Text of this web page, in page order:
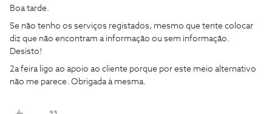
Boa tarde.
Se não tenho os serviços registados, mesmo que tente colocar
diz que não encontram a informação ou sem informação.
Desisto!
2a feira ligo ao apoio ao cliente porque por este meio alternativo
não me parece. Obrigada à mesma.